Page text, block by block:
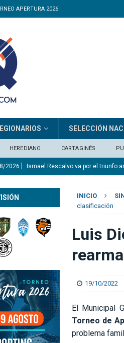
APERTURA 2026
SELECCIÓN
HEREDIANO CARTAGINÉS
2026 ] Osael Maroto sobre la ausencia
2026 ]
2026 ] El Real Madrid anuncia el fichaje
2026 ] El Real Madrid cede a
2026 ] Ismael Rescalvo va por el triunfo
INICIO
clasificación
Luis
19/10/2022
El Municipal
Torneo de
problema